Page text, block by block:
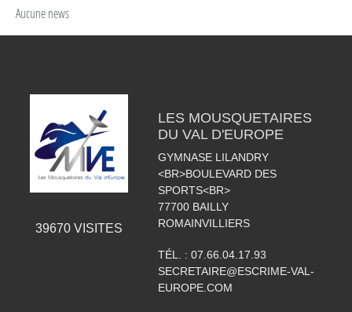
Aucune news
39670VISITES
LES MOUSQUETAIRES
DU VAL D'EUROPE
GYMNASE LILANDRY
<BR>BOULEVARD DES
SPORTS<BR>
77700 BAILLY
ROMAINVILLIERS
TÉL. : 07.66.04.17.93
SECRETAIRE@ESCRIME-VAL-
EUROPE.COM